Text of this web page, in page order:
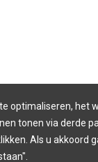
optimaliseren, het
tonen via derde
Als u akkoord